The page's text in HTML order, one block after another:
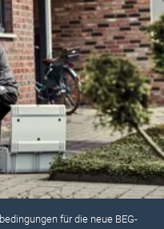
für die neue BEG-